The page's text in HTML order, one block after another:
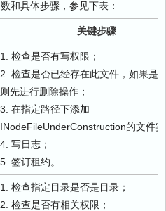
和具体步骤，参见下表：
关键步骤
1. 检查是否有写权限；
2. 检查是否已经存在此文件，如果是
则先进行删除操作；
3. 在指定路径下添加
INodeFileUnderConstruction的文件
4. 写日志；
5. 签订租约。
1. 检查指定目录是否是目录；
2. 检查是否有相关权限；